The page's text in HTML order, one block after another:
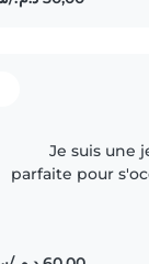
Je suis une
parfaite pour